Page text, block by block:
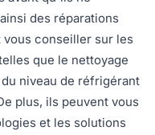
des réparations
conseiller sur les
que le nettoyage
niveau de réfrigérant
plus, ils peuvent vous
et les solutions